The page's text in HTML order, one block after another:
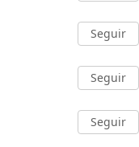
Seguir
Seguir
Seguir